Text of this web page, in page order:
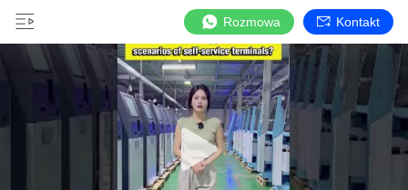
Rozmowa Kontakt